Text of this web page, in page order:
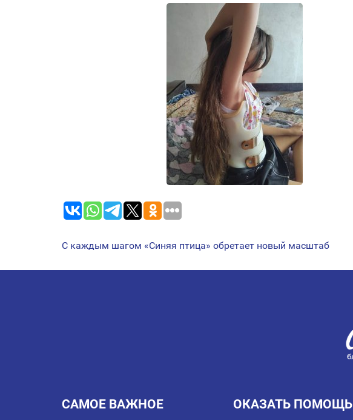
НАВИГАЦИЯ
ПО
С каждым шагом «Синяя птица» обретает новый масштаб
САМОЕ ВАЖНОЕ ОКАЗАТЬ ПОМОЩЬ